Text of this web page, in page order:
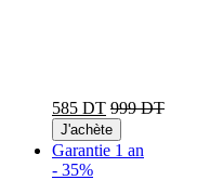
585 DT 999 DT
J'achète
Garantie 1 an
- 35%